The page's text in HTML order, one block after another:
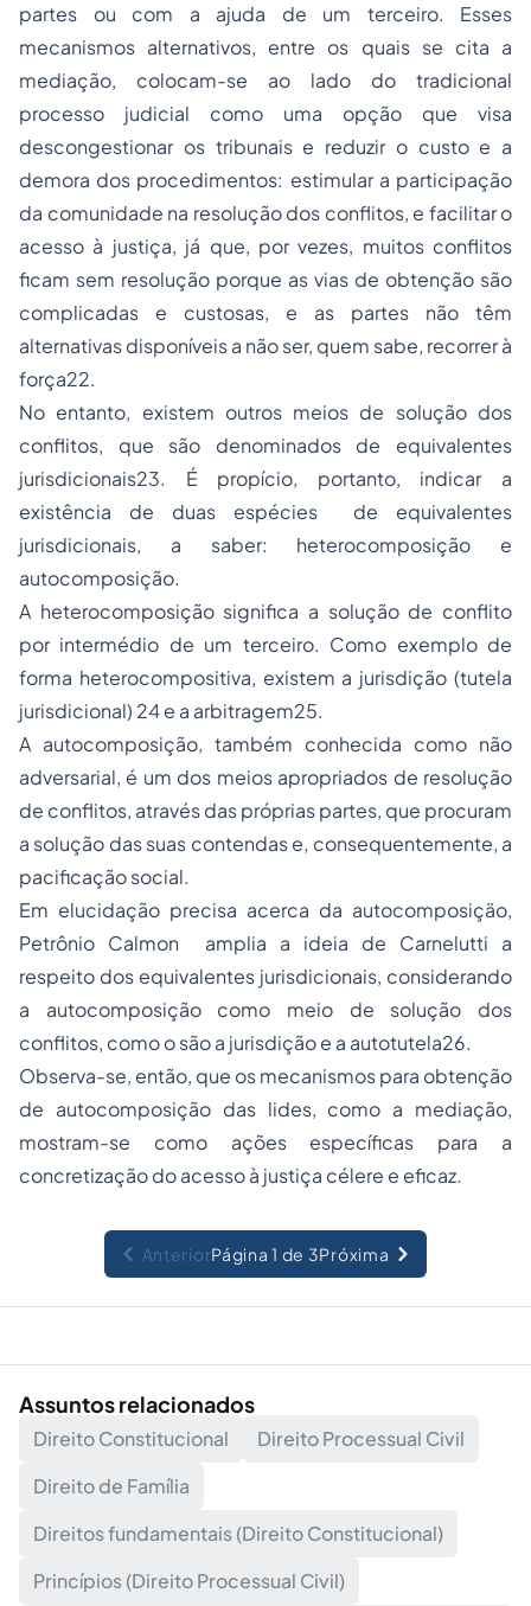
partes ou com a ajuda de um terceiro. Esses
mecanismos alternativos, entre os quais se cita a
mediação, colocam-se ao lado do tradicional
processo judicial como uma opção que visa
descongestionar os tribunais e reduzir o custo e a
demora dos procedimentos: estimular a participação
da comunidade na resolução dos conflitos, e facilitar o
acesso à justiça, já que, por vezes, muitos conflitos
ficam sem resolução porque as vias de obtenção são
complicadas e custosas, e as partes não têm
alternativas disponíveis a não ser, quem sabe, recorrer à
força22.
No entanto, existem outros meios de solução dos
conflitos, que são denominados de equivalentes
jurisdicionais23. É propício, portanto, indicar a
existência de duas espécies de equivalentes
jurisdicionais, a saber: heterocomposição e
autocomposição.
A heterocomposição significa a solução de conflito
por intermédio de um terceiro. Como exemplo de
forma heterocompositiva, existem a jurisdição (tutela
jurisdicional) 24 e a arbitragem25.
A autocomposição, também conhecida como não
adversarial, é um dos meios apropriados de resolução
de conflitos, através das próprias partes, que procuram
a solução das suas contendas e, consequentemente, a
pacificação social.
Em elucidação precisa acerca da autocomposiçäo,
Petrônio Calmon amplia a ideia de Carnelutti a
respeito dos equivalentes jurisdicionais, considerando
a autocomposição como meio de solução dos
conflitos, como o são a jurisdição e a autotutela26.
Observa-se, então, que os mecanismos para obtenção
de autocomposição das lides, como a mediação,
mostram-se como ações específicas para a
concretização do acesso à justiça célere e eficaz.
AnteriorPágina 1 de 3Próxima
Assuntos relacionados
Direito Constitucional
Direito Processual Civil
Direito de Família
Direitos fundamentais (Direito Constitucional)
Princípios (Direito Processual Civil)